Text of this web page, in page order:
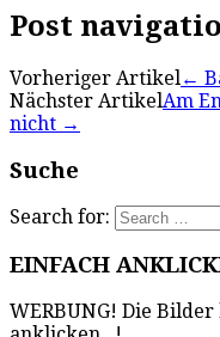
Post
Vorheriger Artikel←
Nächster ArtikelAm
nicht →
Suche
Search for:
EINFACH
WERBUNG! Die